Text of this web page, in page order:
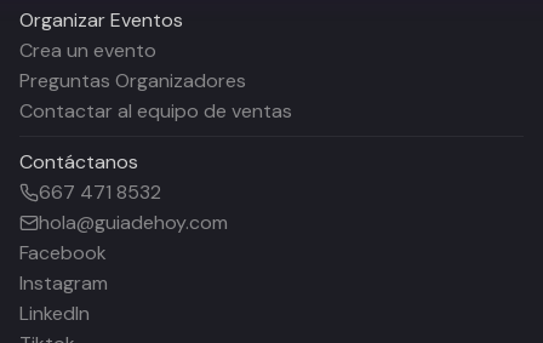
Organizar Eventos
Crea un evento
Preguntas Organizadores
Contactar al equipo de ventas
Contáctanos
667 471 8532
hola@guiadehoy.com
Facebook
Instagram
LinkedIn